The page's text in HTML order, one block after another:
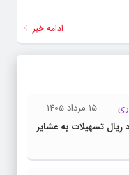
ادامه خبر
15 مرداد 1405
میلیارد ریال تسهیلات به عشایر